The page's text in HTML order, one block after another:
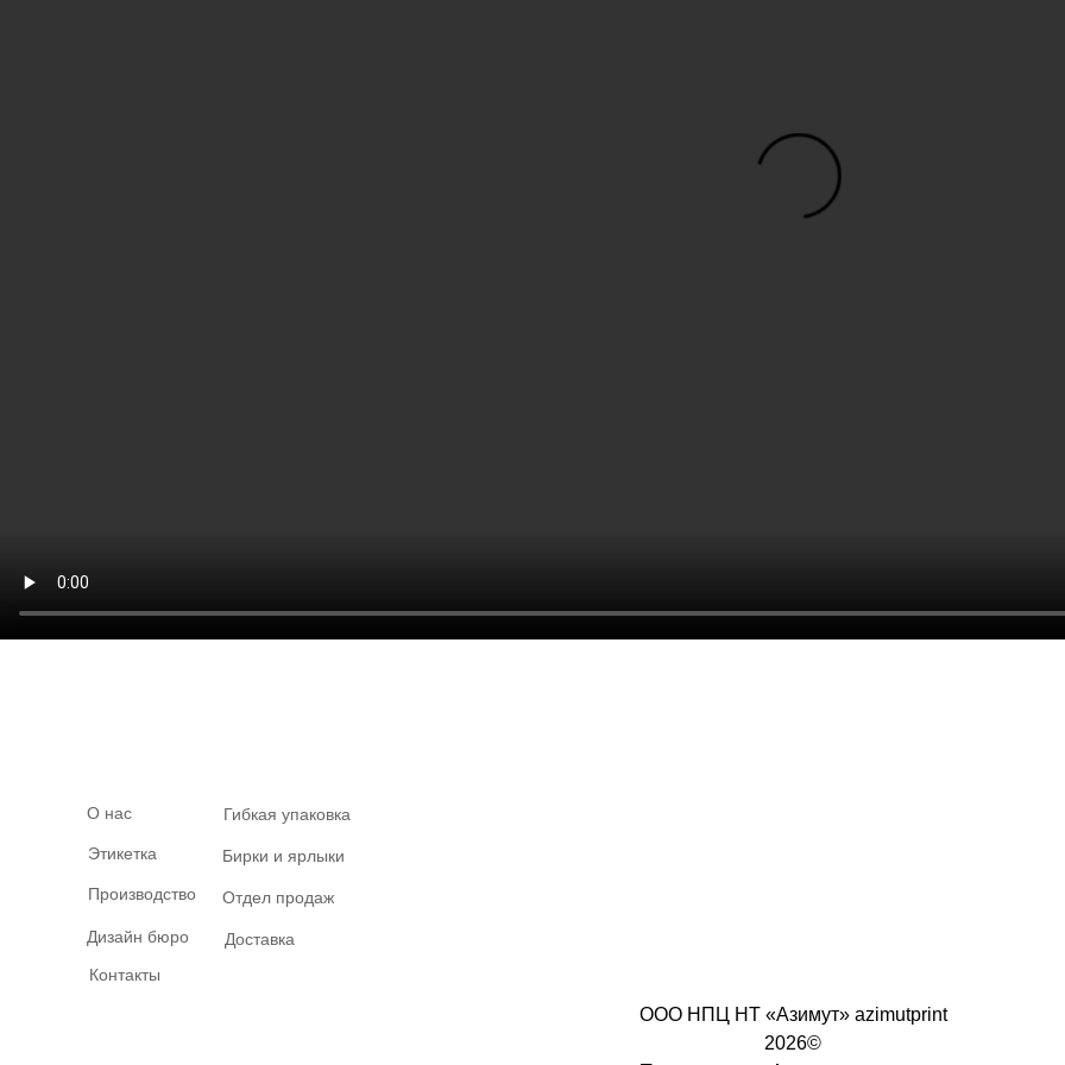
О нас
Этикетка
Производство
Дизайн бюро
Доставка
Контакты
ООО НПЦ НТ «Азимут» azimutprint
2026©
Гибкая упаковка
Бирки и ярлыки
Отдел продаж